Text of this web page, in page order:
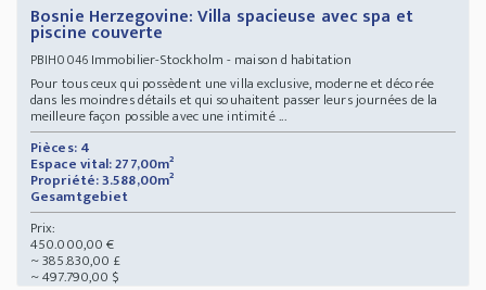
Bosnie Herzegovine: Villa spacieuse avec spa et
piscine couverte
PBIH0046Immobilier-Stockholm - maison d habitation
Pour tous ceux qui possèdent une villa exclusive, moderne et décorée
dans les moindres détails et qui souhaitent passer leurs journées de la
meilleure façon possible avec une intimité ...
Pièces: 4
Espace vital: 277,00m²
Propriété: 3.588,00m²
Gesamtgebiet
Prix:
450.000,00 €
~ 385.830,00 £
~ 497.790,00 $